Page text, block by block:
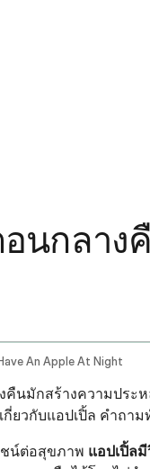
นกลาง
An Apple At Night
คืนมักสร้างความปร
กี่ยวกับแอปเปิ้ล คำถา
ชน์ต่อสุขภาพ แอปเปิ้ล